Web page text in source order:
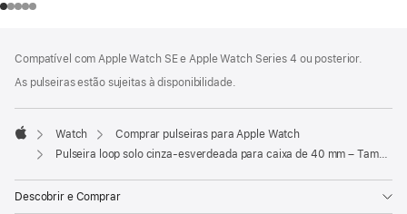
de
rodapé
Compatível com Apple Watch SE e Apple Watch Series 4 ou posterior.
As pulseiras estão sujeitas à disponibilidade.
Apple
Watch
Comprar pulseiras para Apple Watch
Pulseira loop solo cinza-esverdeada para caixa de 40 mm – Tamanho 1
Descobrir e Comprar